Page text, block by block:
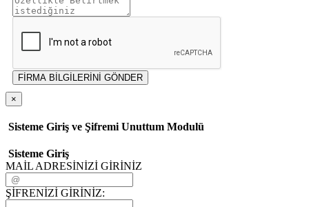
FİRMA BİLGİLERİNİ GÖNDER
×
Sisteme Giriş ve Şifremi Unuttum Modulü
Sisteme Giriş
MAİL ADRESİNİZİ GİRİNİZ
ŞİFRENİZİ GİRİNİZ: